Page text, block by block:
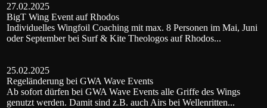
27.02.2025
BigT Wing Event auf Rhodos
Individuelles Wingfoil Coaching mit max. 8 Personen im Mai, Juni
oder September bei Surf & Kite Theologos auf Rhodos...
25.02.2025
Regeländerung bei GWA Wave Events
Ab sofort dürfen bei GWA Wave Events alle Griffe des Wings
genutzt werden. Damit sind z.B. auch Airs bei Wellenritten...